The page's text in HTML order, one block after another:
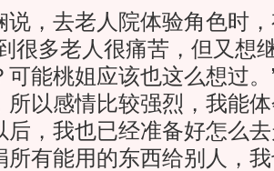
去老人院体验角色时，
很多老人很痛苦，但又想
可能桃姐应该也这么想过。
所以感情比较强烈，我能
后，我也已经准备好怎么
所有能用的东西给别人，